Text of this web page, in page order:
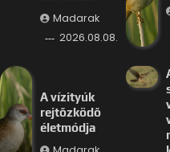
Madarak
2026.08.08.
A vízityúk
rejtőzködő
életmódja